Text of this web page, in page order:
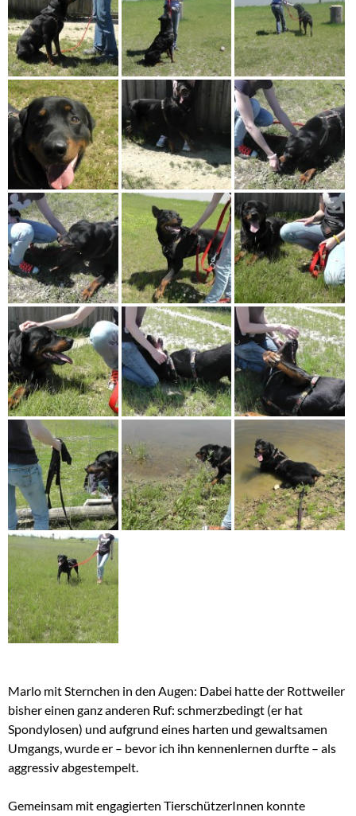
Marlo mit Sternchen in den Augen: Dabei hatte der Rottweiler
bisher einen ganz anderen Ruf: schmerzbedingt (er hat
Spondylosen) und aufgrund eines harten und gewaltsamen
Umgangs, wurde er – bevor ich ihn kennenlernen durfte – als
aggressiv abgestempelt.
Gemeinsam mit engagierten TierschützerInnen konnte